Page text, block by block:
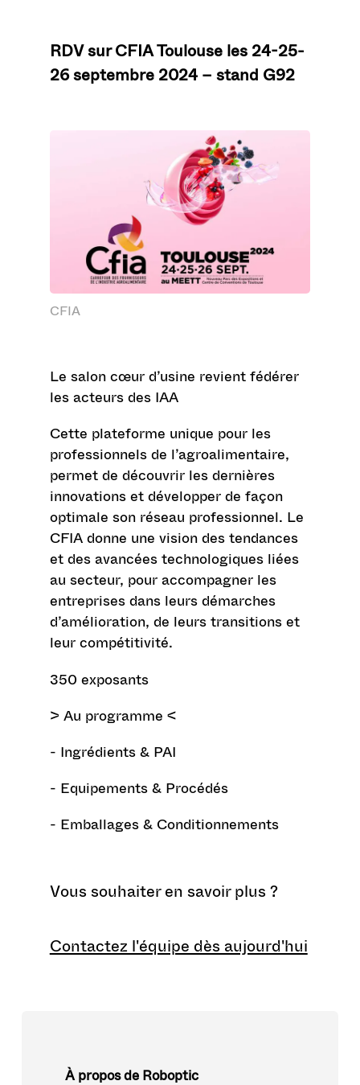
RDV sur CFIA Toulouse les 24-25-
26 septembre 2024 – stand G92
CFIA
Le salon cœur d’usine revient fédérer
les acteurs des IAA
Cette plateforme unique pour les
professionnels de l’agroalimentaire,
permet de découvrir les dernières
innovations et développer de façon
optimale son réseau professionnel. Le
CFIA donne une vision des tendances
et des avancées technologiques liées
au secteur, pour accompagner les
entreprises dans leurs démarches
d’amélioration, de leurs transitions et
leur compétitivité.
350 exposants
> Au programme <
- Ingrédients & PAI
- Equipements & Procédés
- Emballages & Conditionnements
Vous souhaiter en savoir plus ?
Contactez l'équipe dès aujourd'hui
À propos de Roboptic